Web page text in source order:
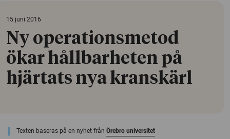
15 juni 2016
Ny operationsmetod
ökar hållbarheten på
hjärtats nya kranskärl
Texten baseras på en nyhet från Örebro universitet